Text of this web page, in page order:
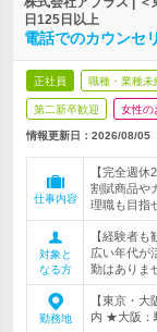
日125日以上
電話でのカウンセ
正社員 職種・業種未
第二新卒歓迎 女性の
情報更新日：2026/08/05
仕事内容
【完全週
割賦商品や
理職も目指
対象と
なる方
【経験者
広い年代が
勤はありま
勤務地
【東京・
内 ★大阪：